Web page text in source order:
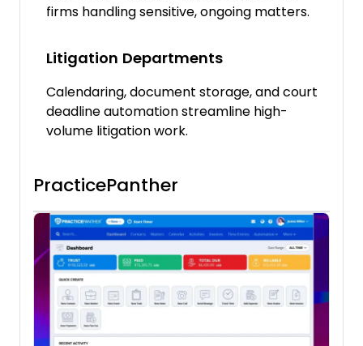
firms handling sensitive, ongoing matters.
Litigation Departments
Calendaring, document storage, and court
deadline automation streamline high-
volume litigation work.
PracticePanther